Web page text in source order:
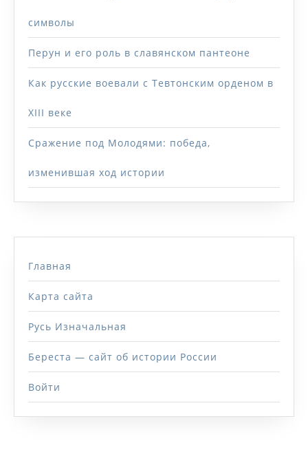
символы
Перун и его роль в славянском пантеоне
Как русские воевали с Тевтонским орденом в
XIII веке
Сражение под Молодями: победа,
изменившая ход истории
Главная
Карта сайта
Русь Изначальная
Береста — сайт об истории России
Войти